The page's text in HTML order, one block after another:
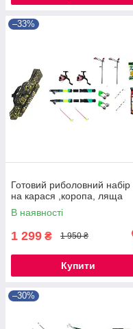
–33%
Готовий риболовний набір ,
на карася ,коропа, ляща
В наявності
1 299 ₴ 1 950 ₴
Купити
–30%